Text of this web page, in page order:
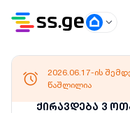
ქირავდება 3
2026.06.17-ის
წაშლილია